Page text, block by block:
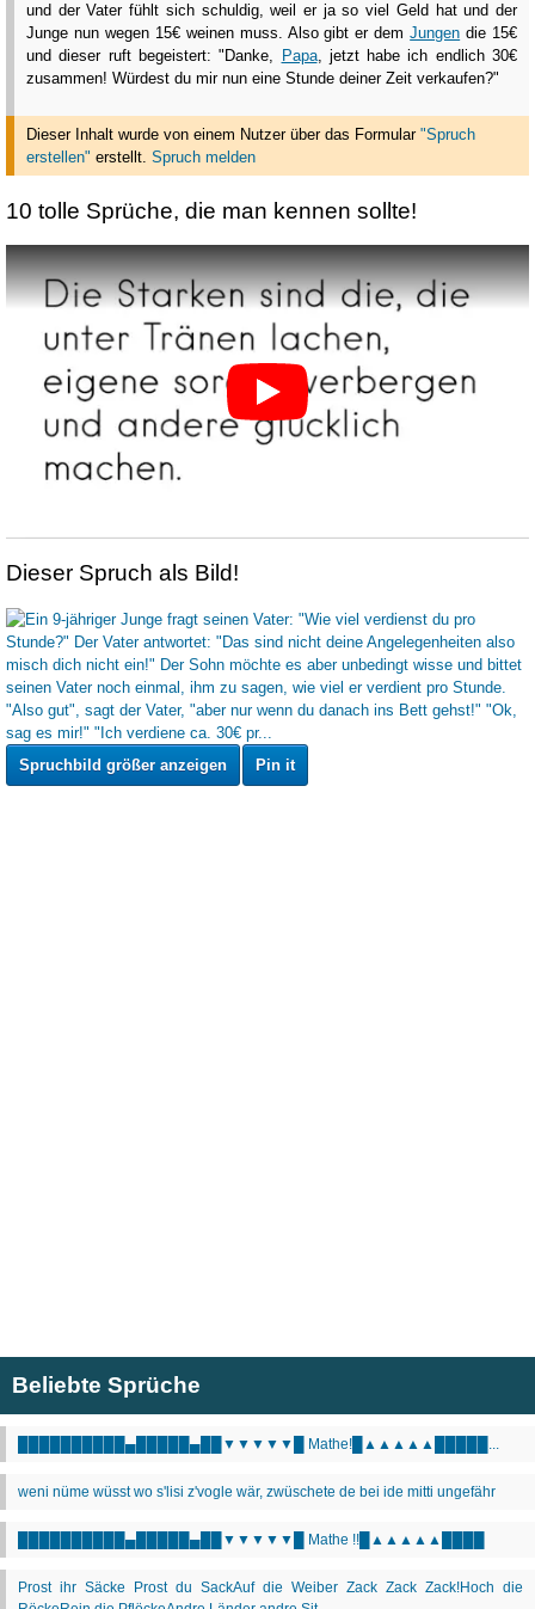
und der Vater fühlt sich schuldig, weil er ja so viel Geld hat und der
Junge nun wegen 15€ weinen muss. Also gibt er demJungen die 15€
und dieser ruft begeistert: "Danke,
Papa, jetzt habe ich endlich 30€
zusammen! Würdest du mir nun eine Stunde deiner Zeit verkaufen?"
Dieser Inhalt wurde von einem Nutzer über das Formular "Spruch
erstellen" erstellt. Spruch melden
10 tolle Sprüche, die man kennen sollte!
Dieser Spruch als Bild!
Spruchbild größer anzeigen Pin it
Beliebte Sprüche